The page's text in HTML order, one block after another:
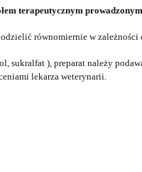
em terapeutycznym
równomiernie w zależności
sukralfat ), preparat należy
lekarza weterynarii.